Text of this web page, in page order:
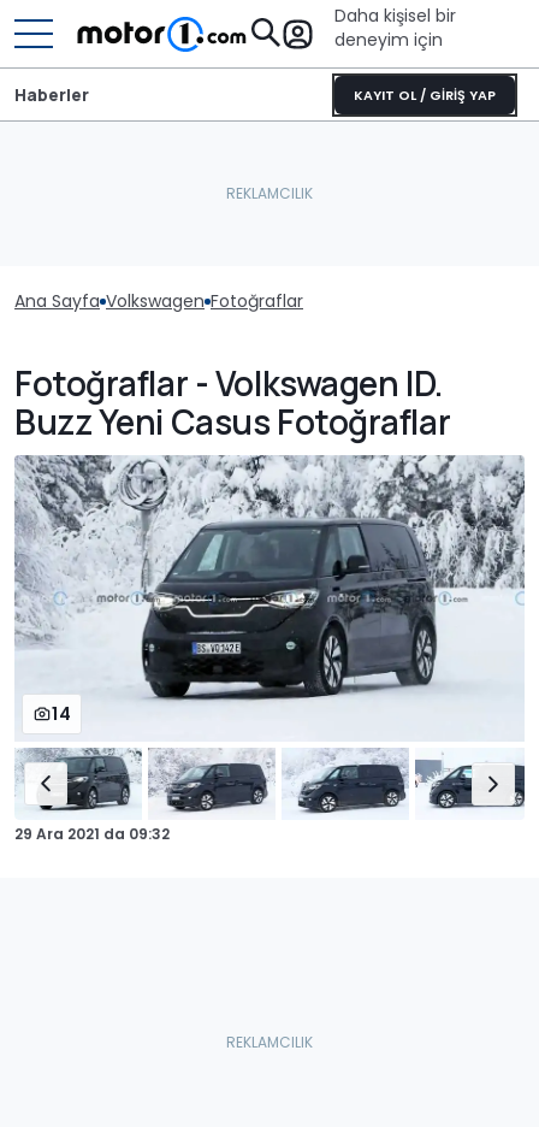
Daha kişisel bir
deneyim için
KAYIT OL / GİRİŞ YAP
Haberler
Ana Sayfa Volkswagen Fotoğraflar
Fotoğraflar - Volkswagen ID.
Buzz Yeni Casus Fotoğraflar
14
29 Ara 2021 da 09:32